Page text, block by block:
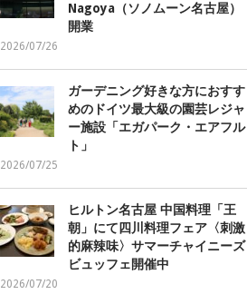
Nagoya（ソノムーン名古屋）
開業
2026/07/26
ガーデニング好きな方におすす
めのドイツ最大級の園芸レジャ
ー施設「エガパーク・エアフル
ト」
2026/07/25
ヒルトン名古屋 中国料理「王
朝」にて四川料理フェア〈刺激
的麻辣味〉サマーチャイニーズ
ビュッフェ開催中
2026/07/20